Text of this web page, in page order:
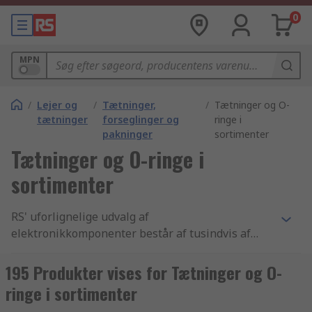
0
MPN
/ Lejer og
tætninger
/ Tætninger,
forseglinger og
pakninger
/ Tætninger og O-
ringe i
sortimenter
Tætninger og O-ringe i
sortimenter
RS' uforlignelige udvalg af
elektronikkomponenter består af tusindvis af
produkter, der inkluderer Elektriske aktuatorer,
Vakuumkomponenter og Tætninger og O-ringe i
sortimenter komponenter. Vi har de bedste
195 Produkter vises for Tætninger og O-
ringe i sortimenter